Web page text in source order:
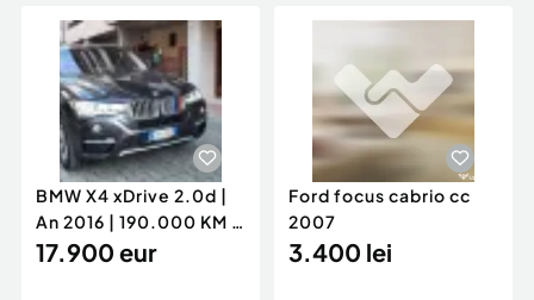
Servicii
Animale de companie
Afaceri și echipamente profesionale
Inchiriere Bunuri si Vehicule
Utilaje agricole si industriale
Piese auto si accesorii
Dacia Duster
BMW X4 xDrive 2.0d |
An 2016 | 190.000 KM |
Stare Impecabilă
17.900 eur
Ford focus cabrio cc
2007
3.400 lei